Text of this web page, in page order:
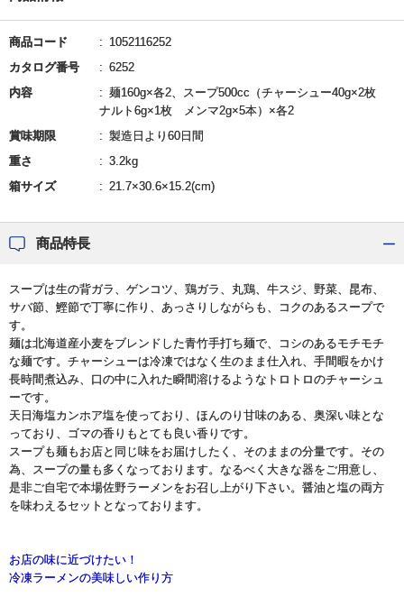
商品コード
1052116252
カタログ番号
6252
内容
麺160g×各2、スープ500cc（チャーシュー40g×2枚
ナルト6g×1枚 メンマ2g×5本）×各2
賞味期限
製造日より60日間
重さ
3.2kg
箱サイズ
21.7×30.6×15.2(cm)
商品特長
スープは生の背ガラ、ゲンコツ、鶏ガラ、丸鶏、牛スジ、野菜、昆布、
サバ節、鰹節で丁寧に作り、あっさりしながらも、コクのあるスープで
す。
麺は北海道産小麦をブレンドした青竹手打ち麺で、コシのあるモチモチ
な麺です。チャーシューは冷凍ではなく生のまま仕入れ、手間暇をかけ
長時間煮込み、口の中に入れた瞬間溶けるようなトロトロのチャーシュ
ーです。
天日海塩カンホア塩を使っており、ほんのり甘味のある、奥深い味とな
っており、ゴマの香りもとても良い香りです。
スープも麺もお店と同じ味をお届けしたく、そのままの分量です。その
為、スープの量も多くなっております。なるべく大きな器をご用意し、
是非ご自宅で本場佐野ラーメンをお召し上がり下さい。醤油と塩の両方
を味わえるセットとなっております。
お店の味に近づけたい！
冷凍ラーメンの美味しい作り方